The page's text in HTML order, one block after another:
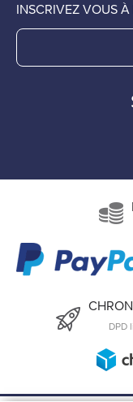
INSCRIVEZ VOUS À
DPD